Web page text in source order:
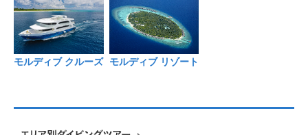
モルディブ クルーズ モルディブ リゾート